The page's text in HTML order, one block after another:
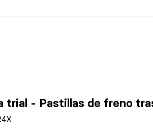
trial - Pastillas de freno